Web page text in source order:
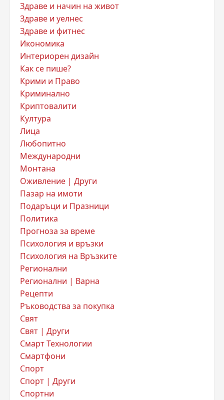
Здраве и начин на живот
Здраве и уелнес
Здраве и фитнес
Икономика
Интериорен дизайн
Как се пише?
Крими и Право
Криминално
Криптовалити
Култура
Лица
Любопитно
Международни
Монтана
Оживление | Други
Пазар на имоти
Подаръци и Празници
Политика
Прогноза за време
Психология и връзки
Психология на Връзките
Регионални
Регионални | Варна
Рецепти
Ръководства за покупка
Свят
Свят | Други
Смарт Технологии
Смартфони
Спорт
Спорт | Други
Спортни